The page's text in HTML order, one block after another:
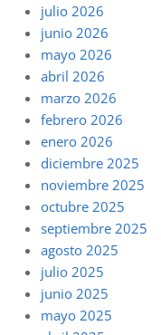
julio 2026
junio 2026
mayo 2026
abril 2026
marzo 2026
febrero 2026
enero 2026
diciembre 2025
noviembre 2025
octubre 2025
septiembre 2025
agosto 2025
julio 2025
junio 2025
mayo 2025